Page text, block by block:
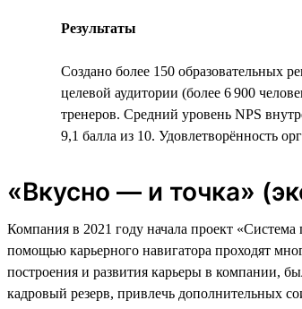
Результаты
Создано более 150 образовательных
целевой аудитории (более 6 900
тренеров. Средний уровень NPS
9,1 балла из 10. Удовлетворённость
«Вкусно — и точка»
Компания в 2021 году начала проект
помощью карьерного навигатора проходят
построения и развития карьеры в компании,
кадровый резерв, привлечь дополнительных